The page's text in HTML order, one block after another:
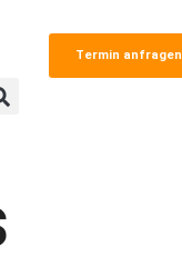
Termin anfragen